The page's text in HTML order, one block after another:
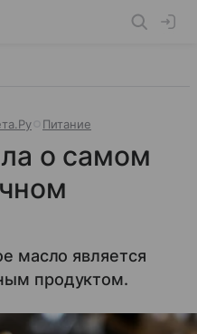
Питание
о самом
масло является
продуктом.